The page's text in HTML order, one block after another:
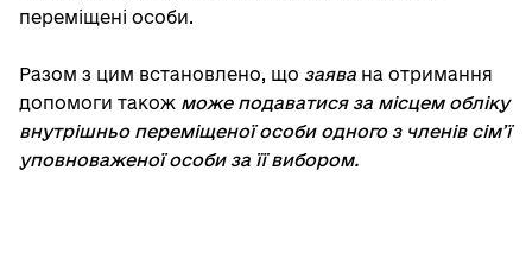
переміщені особи.
Разом з цим встановлено, що заява на отримання
допомоги також може подаватися за місцем обліку
внутрішньо переміщеної особи одного з членів сім’
уповноваженої особи за її вибором.